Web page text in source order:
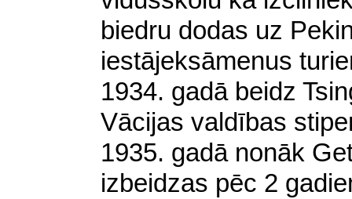
biedru dodas uz
iestājeksāmenus
1934. gadā beidz
Vācijas valdības
1935. gadā nonāk
izbeidzas pēc 2